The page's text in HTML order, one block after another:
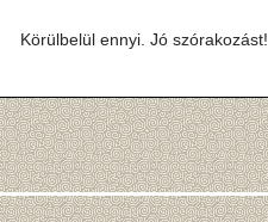
Körülbelül ennyi. Jó szórakozást!